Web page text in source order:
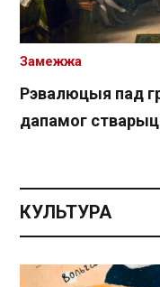
Рэвалюцыя пад
дапамог
Замежжа
КУЛЬТУРА